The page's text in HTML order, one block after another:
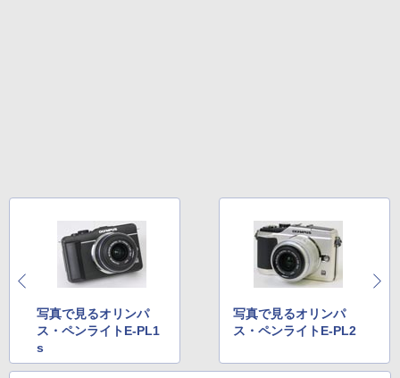
写真で見るオリンパ
ス・ペンライトE-PL1
s
写真で見るオリンパ
ス・ペンライトE-PL2